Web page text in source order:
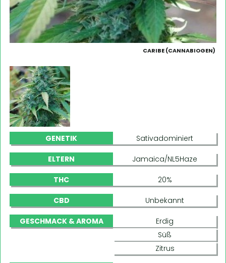
CARIBE (CANNABIOGEN)
GENETIK Sativadominiert
ELTERN Jamaica/NL5Haze
THC 20%
CBD Unbekannt
GESCHMACK & AROMA
Erdig
Süß
Zitrus